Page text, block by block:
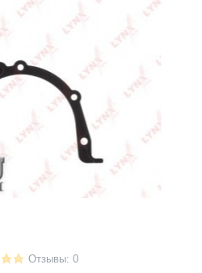
Отзывы: 0